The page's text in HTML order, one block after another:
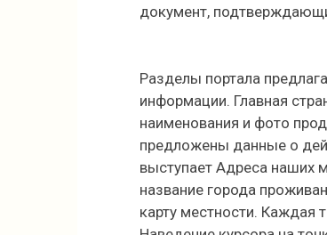
документ,
Разделы портала
информации. Главная
наименования и фото
предложены данные о
выступает Адреса наших
название города
карту местности. Каждая